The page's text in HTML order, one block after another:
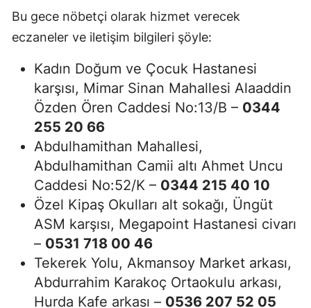
Bu gece nöbetçi olarak hizmet verecek
eczaneler ve iletişim bilgileri şöyle:
Kadın Doğum ve Çocuk Hastanesi
karşısı, Mimar Sinan Mahallesi Alaaddin
Özden Ören Caddesi No:13/B – 0344
255 20 66
Abdulhamithan Mahallesi,
Abdulhamithan Camii altı Ahmet Uncu
Caddesi No:52/K – 0344 215 40 10
Özel Kipaş Okulları alt sokağı, Üngüt
ASM karşısı, Megapoint Hastanesi civarı
– 0531 718 00 46
Tekerek Yolu, Akmansoy Market arkası,
Abdurrahim Karakoç Ortaokulu arkası,
Hurda Kafe arkası – 0536 207 52 05